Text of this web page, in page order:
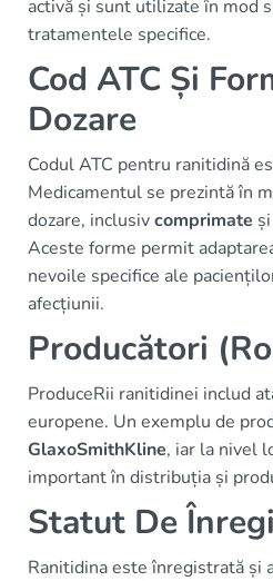
activă și sunt utilizate în mod
tratamentele specifice.
Cod ATC Și
Dozare
Codul ATC pentru ranitidină
Medicamentul se prezintă în
dozare, inclusivcomprimate și
Aceste forme permit
nevoile specifice ale
afecțiunii.
Producători
ProduceRii ranitidinei includ
europene. Un exemplu de
GlaxoSmithKline, iar la nivel
important în distribuția și
Statut De
Ranitidina este înregistrată și